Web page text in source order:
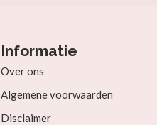
Informatie
Over ons
Algemene voorwaarden
Disclaimer